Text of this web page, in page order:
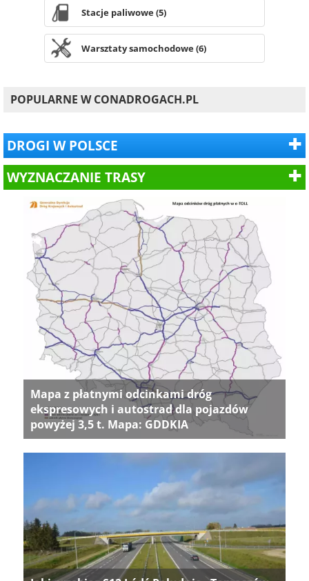
Stacje paliwowe (5)
Warsztaty samochodowe (6)
POPULARNE W CONADROGACH.PL
DROGI W POLSCE
WYZNACZANIE TRASY
Mapa z płatnymi odcinkami dróg
ekspresowych i autostrad dla pojazdów
powyżej 3,5 t. Mapa: GDDKIA